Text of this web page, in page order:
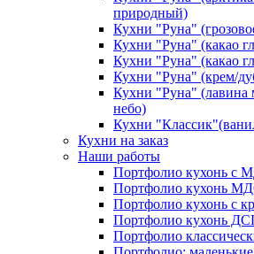
природный)
Кухни "Руна"
Кухни "Руна" (какао
Кухни "Руна" (какао
Кухни "Руна" (крем/
Кухни "Руна" (лавина
небо)
Кухни
Кухни на заказ
Наши работы
Портфолио кухонь с
Портфолио кухонь
Портфолио кухонь с
Портфолио кухонь
Портфолио